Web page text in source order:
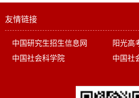
友情链接
中国研究生招生信息网
阳光高
中国社会科学院
中国社